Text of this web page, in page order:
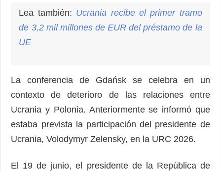
Lea también: Ucrania recibe el primer tramo
de 3,2 mil millones de EUR del préstamo de la
UE
La conferencia de Gdańsk se celebra en un
contexto de deterioro de las relaciones entre
Ucrania y Polonia. Anteriormente se informó que
estaba prevista la participación del presidente de
Ucrania, Volodymyr Zelensky, en la URC 2026.
El 19 de junio, el presidente de la República de